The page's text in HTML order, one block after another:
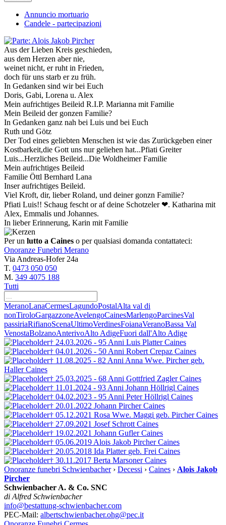
Annuncio mortuario
Candele - partecipazioni
Aus der Lieben Kreis geschieden,
aus dem Herzen aber nie,
weinet nicht, er ruht in Frieden,
doch für uns starb er zu früh.
In Gedanken sind wir bei Euch
Doris, Gabi, Lorena u. Alex
Mein aufrichtiges Beileid R.I.P. Marianna mit Familie
Mein Beileid der gonzen Familie?
In Gedanken ganz nah bei Luis und bei Euch
Ruth und Götz
Der Tod eines geliebten Menschen ist wie das Zurückgeben einer
Kostbarkeit,die Gott uns nur geliehen hat...Pfiati Greiter
Luis...Herzliches Beileid...Die Woldheimer Familie
Mein aufrichtiges Beileid
Familie Öttl Bernhard Lana
Inser aufrichtiges Beileid.
Viel Kroft, dir, lieber Roland, und deiner gonzn Familie?
Pfiati Luis!! Schaug fescht or af deine Schotzeler ❤. Katharina mit
Alex, Emmalis und Johannes.
In lieber Erinnerung, Karin mit Familie
Per un lutto a Caines o per qualsiasi domanda contattateci:
Onoranze Funebri Merano
Via Andreas-Hofer 24a
T. 0473 050 050
M. 349 4075 188
Tutti
MeranoLanaCermesLagundoPostalAlta val di
nonTiroloGargazzoneAvelengoCainesMarlengoParcinesVal
passiriaRifianoScenaUltimoVerdinesFoianaVeranoBassa Val
VenostaBolzanoAnterivoAlto AdigeFuori dall'Alto Adige
† 24.03.2026 - 95 Anni Luis PlatterCaines
† 04.01.2026 - 50 Anni Robert Crepaz Caines
† 11.08.2025 - 82 Anni Anna Wwe. Pircher geb.
HallerCaines
† 25.03.2025 - 68 Anni Gottfried ZaglerCaines
† 11.01.2024 - 93 Anni Johann Höllrigl Caines
† 04.02.2023 - 95 Anni Peter Höllrigl Caines
† 20.01.2022 Johann PircherCaines
† 05.12.2021 Rosa Wwe. Maggi geb. PircherCaines
† 27.09.2021 Josef Schrott Caines
† 19.02.2021 Johann GuflerCaines
† 05.06.2019 Alois Jakob PircherCaines
† 20.05.2018 Ida Platter geb. Frei Caines
† 30.11.2017 Berta MarsonerCaines
Onoranze funebri Schwienbacher› Decessi › Caines › Alois Jakob
Pircher
Schwienbacher A. & Co. SNC
di Alfred Schwienbacher
info@bestattung-schwienbacher.com
PEC-Mail: albertschwienbacher.ohg@pec.it